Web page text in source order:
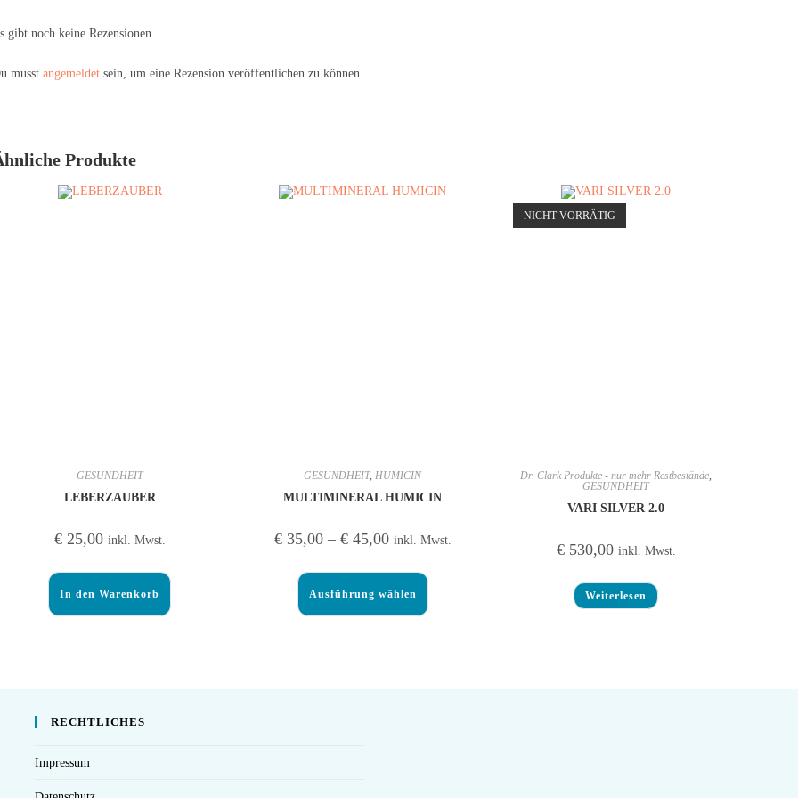
gibt noch keine Rezensionen.
musst angemeldet sein, um eine Rezension veröffentlichen zu können.
Produkte
GESUNDHEIT
LEBERZAUBER
€25,00 inkl. Mwst.
In den Warenkorb
GESUNDHEIT, HUMICIN
MULTIMINERAL HUMICIN
€35,00– €45,00 inkl. Mwst.
Ausführung wählen
NICHT VORRÄTIG
Dr. Clark Produkte - nur mehr Restbestände
GESUNDHEIT
VARI SILVER 2.0
€530,00 inkl. Mwst.
Weiterlesen
RECHTLICHES
Impressum